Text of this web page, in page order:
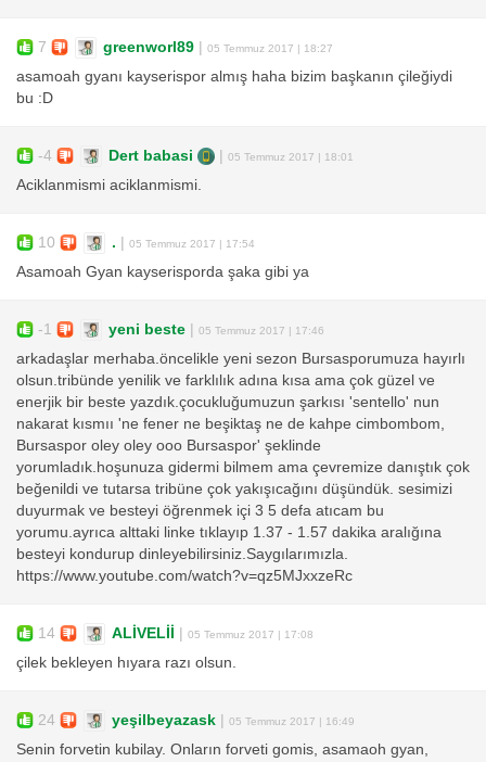
7 greenworl89 05 Temmuz 2017 | 18:27
asamoah gyanı kayserispor almış haha bizim başkanın çileğiydi
bu :D
-4 Dert babasi 05 Temmuz 2017 | 18:01
Aciklanmismi aciklanmismi.
10 . 05 Temmuz 2017 | 17:54
Asamoah Gyan kayserisporda şaka gibi ya
-1 yeni beste 05 Temmuz 2017 | 17:46
arkadaşlar merhaba.öncelikle yeni sezon Bursasporumuza hayırlı
olsun.tribünde yenilik ve farklılık adına kısa ama çok güzel ve
enerjik bir beste yazdık.çocukluğumuzun şarkısı 'sentello' nun
nakarat kısmıı 'ne fener ne beşiktaş ne de kahpe cimbombom,
Bursaspor oley oley ooo Bursaspor' şeklinde
yorumladık.hoşunuza gidermi bilmem ama çevremize danıştık çok
beğenildi ve tutarsa tribüne çok yakışıcağını düşündük. sesimizi
duyurmak ve besteyi öğrenmek içi 3 5 defa atıcam bu
yorumu.ayrıca alttaki linke tıklayıp 1.37 - 1.57 dakika aralığına
besteyi kondurup dinleyebilirsiniz.Saygılarımızla.
https://www.youtube.com/watch?v=qz5MJxxzeRc
14 ALİVELİİ 05 Temmuz 2017 | 17:08
çilek bekleyen hıyara razı olsun.
24 yeşilbeyazask 05 Temmuz 2017 | 16:49
Senin forvetin kubilay. Onların forveti gomis, asamaoh gyan,